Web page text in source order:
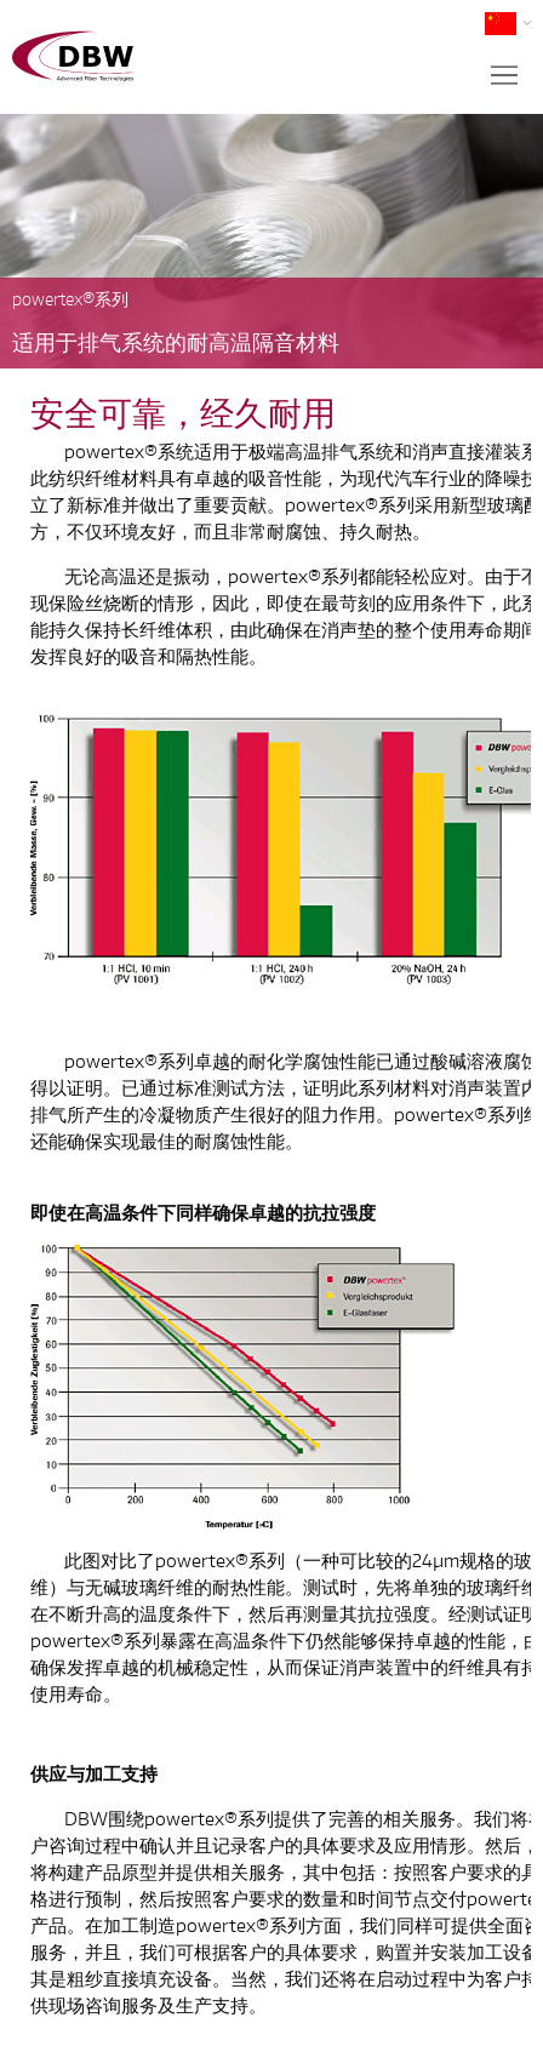
powertex®系列
适用于排气系统的耐高温隔音材料
安全可靠，经久耐用
powertex®系统适用于极端高温排气系统和消声直接灌装
此纺织纤维材料具有卓越的吸音性能，为现代汽车行业的降噪
立了新标准并做出了重要贡献。powertex®系列采用新型玻璃配
方，不仅环境友好，而且非常耐腐蚀、持久耐热。
无论高温还是振动，powertex®系列都能轻松应对。由于不
现保险丝烧断的情形，因此，即使在最苛刻的应用条件下，此
能持久保持长纤维体积，由此确保在消声垫的整个使用寿命期
发挥良好的吸音和隔热性能。
powertex®系列卓越的耐化学腐蚀性能已通过酸碱溶液腐
得以证明。已通过标准测试方法，证明此系列材料对消声装置
排气所产生的冷凝物质产生很好的阻力作用。powertex®系列
还能确保实现最佳的耐腐蚀性能。
即使在高温条件下同样确保卓越的抗拉强度
此图对比了powertex®系列（一种可比较的24µm规格的玻
维）与无碱玻璃纤维的耐热性能。测试时，先将单独的玻璃纤
在不断升高的温度条件下，然后再测量其抗拉强度。经测试证
powertex®系列暴露在高温条件下仍然能够保持卓越的性能，
确保发挥卓越的机械稳定性，从而保证消声装置中的纤维具有
使用寿命。
供应与加工支持
DBW围绕powertex®系列提供了完善的相关服务。我们将
户咨询过程中确认并且记录客户的具体要求及应用情形。然后
将构建产品原型并提供相关服务，其中包括：按照客户要求的
格进行预制，然后按照客户要求的数量和时间节点交付
产品。在加工制造powertex®系列方面，我们同样可提供全面
服务，并且，我们可根据客户的具体要求，购置并安装加工设
其是粗纱直接填充设备。当然，我们还将在启动过程中为客户
供现场咨询服务及生产支持。